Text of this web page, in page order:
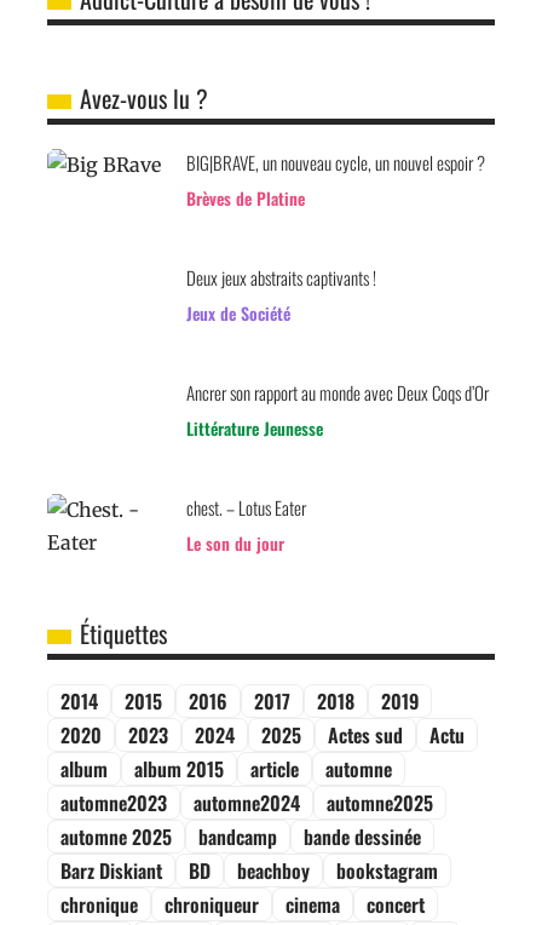
Avez-vous lu ?
BIG|BRAVE, un nouveau cycle, un nouvel espoir ?
Brèves de Platine
Deux jeux abstraits captivants !
Jeux de Société
Ancrer son rapport au monde avec Deux Coqs d’Or
Littérature Jeunesse
chest. – Lotus Eater
Le son du jour
Étiquettes
2014 2015 2016 2017 2018
2019
2020
2023 2024 2025 Actes sud
Actu
album
album 2015 article
automne
automne2023
automne2024
automne2025
automne 2025
bandcamp
bande dessinée
Barz Diskiant
BD beachboy
bookstagram
chronique
chroniqueur cinema
concert